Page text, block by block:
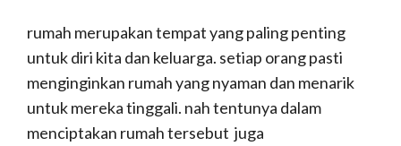
rumah merupakan tempat yang paling penting
untuk diri kita dan keluarga. setiap orang pasti
menginginkan rumah yang nyaman dan menarik
untuk mereka tinggali. nah tentunya dalam
menciptakan rumah tersebut juga